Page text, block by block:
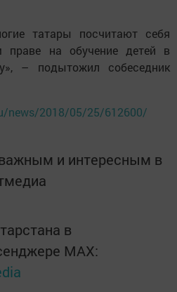
татары посчитают себя
на обучение детей в
– подытожил собеседник
news/2018/05/25/612600/
и интересным в
в
MАХ: